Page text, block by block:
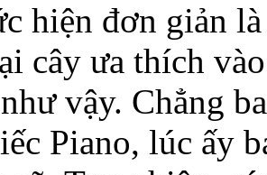
hiện đơn giản
cây ưa thích
vậy. Chẳng
Piano, lúc ấy